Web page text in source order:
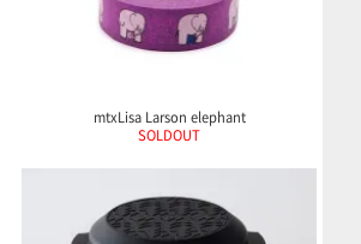
mtxLisa Larson elephant
SOLDOUT